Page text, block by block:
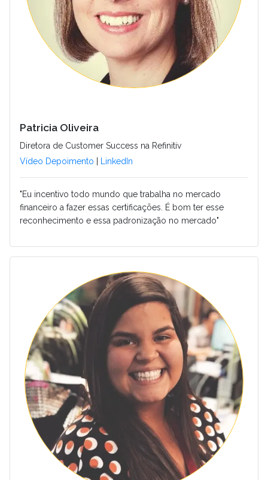
Patricia Oliveira
Diretora de Customer Success na Refinitiv
Vídeo Depoimento
LinkedIn
"Eu incentivo todo mundo que trabalha no mercado
financeiro a fazer essas certificações. É bom ter esse
reconhecimento e essa padronização no mercado"